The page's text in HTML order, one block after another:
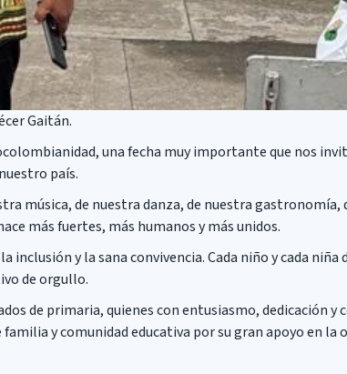
Gaitán.
una fecha muy importante que nos
país.
música, de nuestra danza, de nuestra gastronomía,
más fuertes, más humanos y más unidos.
y la sana convivencia. Cada niño y cada niña
de orgullo.
de primaria, quienes con entusiasmo, dedicación y
y comunidad educativa por su gran apoyo en la